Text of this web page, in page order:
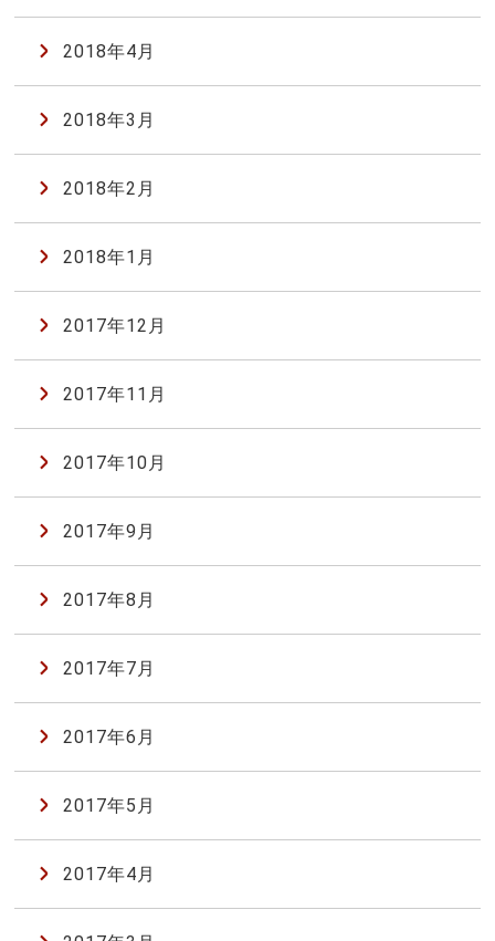
2018年4月
2018年3月
2018年2月
2018年1月
2017年12月
2017年11月
2017年10月
2017年9月
2017年8月
2017年7月
2017年6月
2017年5月
2017年4月